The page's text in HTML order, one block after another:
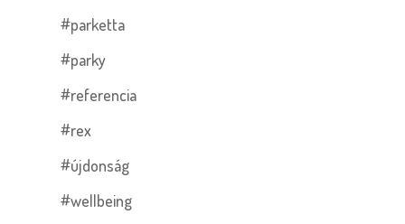
#parketta
#parky
#referencia
#rex
#újdonság
#wellbeing